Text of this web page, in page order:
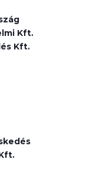
Kft.
Kft.